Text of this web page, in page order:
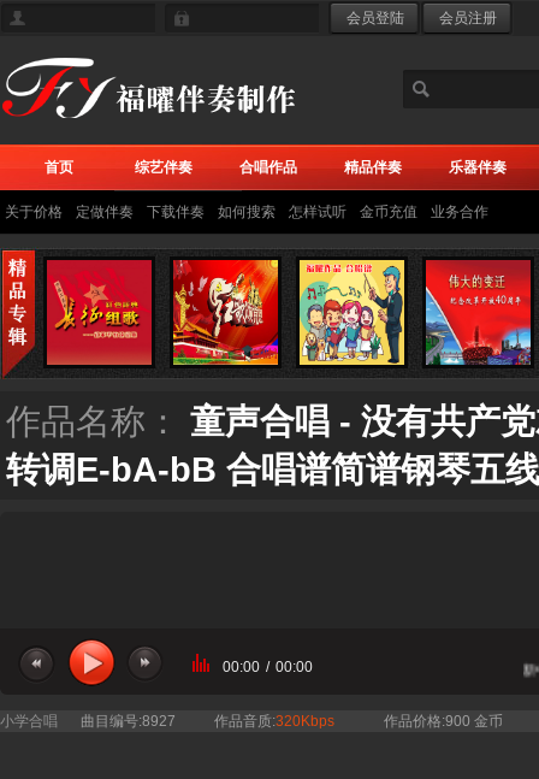
首页 综艺伴奏 合唱作品 精品伴奏 乐器伴奏
关于价格 定做伴奏 下载伴奏 如何搜索 怎样试听 金币充值 业务合作
作品名称： 童声合唱 - 没有共产
转调E-bA-bB 合唱谱简谱钢琴五
当前曲目：童声合唱 - 没有共产党就没有新
00:00 / 00:00
小学合唱 曲目编号:8927 作品音质:320Kbps 作品价格:900 金币